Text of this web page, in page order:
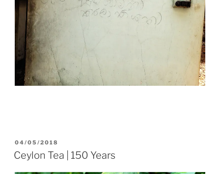
POSTED
ON
04/05/2018
Ceylon Tea | 150 Years